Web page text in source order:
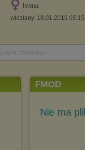
Ivona
widziany: 18.01.2019 05:15
FMOD
Nie ma